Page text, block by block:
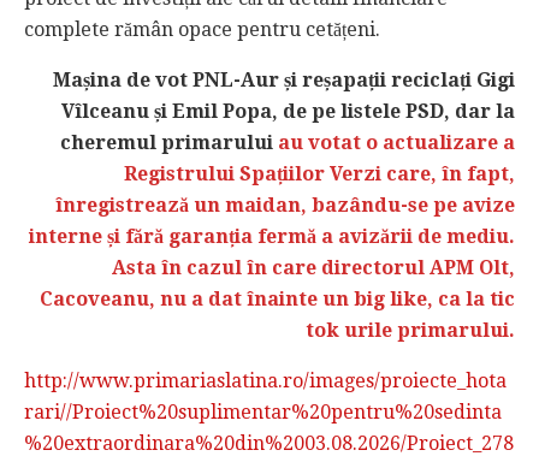
complete rămân opace pentru cetățeni.
Mașina de vot PNL-Aur și reșapații reciclați Gigi
Vîlceanu și Emil Popa, de pe listele PSD, dar la
cheremul primarului au votat o actualizare a
Registrului Spațiilor Verzi care, în fapt,
înregistrează un maidan, bazându-se pe avize
interne și fără garanția fermă a avizării de mediu.
Asta în cazul în care directorul APM Olt,
Cacoveanu, nu a dat înainte un big like, ca la tic
tok urile primarului.
http://www.primariaslatina.ro/images/proiecte_hota
rari//Proiect%20suplimentar%20pentru%20sedinta
%20extraordinara%20din%2003.08.2026/Proiect_278